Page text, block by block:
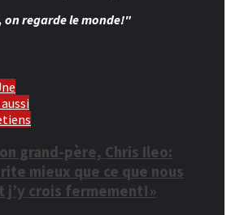
on regarde le monde!"
grand-père, Chris Ileo:
mieux que ce que nous
j’y crois fermement!»